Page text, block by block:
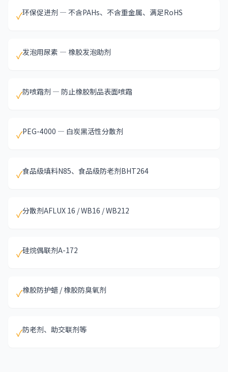
✓环保促进剂 — 不含PAHs、不含重金属、满足RoHS
✓发泡用尿素 — 橡胶发泡助剂
✓防喷霜剂 — 防止橡胶制品表面喷霜
✓PEG-4000 — 白炭黑活性分散剂
✓食品级填料N85、食品级防老剂BHT264
✓分散剂AFLUX 16 / WB16 / WB212
✓硅烷偶联剂A-172
✓橡胶防护蜡 / 橡胶防臭氧剂
✓防老剂、助交联剂等